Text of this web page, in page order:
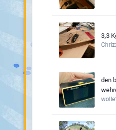
3,3
den
wolle1